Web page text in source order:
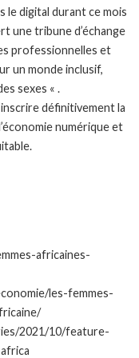
le digital durant ce mois
une tribune d’échange
professionnelles et
un monde inclusif,
sexes « .
définitivement la
numérique et
africaines-
les-femmes-
2021/10/feature-